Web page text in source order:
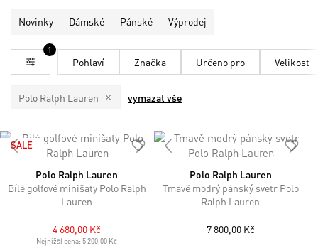
Novinky Dámské Pánské Výprodej
1
Pohlaví Značka Určeno pro Velikost
Polo Ralph Lauren vymazat vše
SALE
Polo Ralph Lauren
Bílé golfové minišaty Polo Ralph
Lauren
4 680,00 Kč
Nejnižší cena: 5 200,00 Kč
Polo Ralph Lauren
Tmavě modrý pánský svetr Polo
Ralph Lauren
7 800,00 Kč